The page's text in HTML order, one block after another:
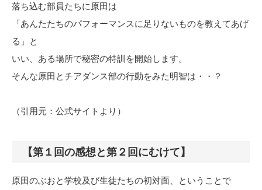
落ち込む部員たちに原田は
「あんたたちのパフォーマンスに足りないものを教えてあげ
る」と
いい、ある場所で秘密の特訓を開始します。
そんな原田とチアダンス部の行動をみた明智は・・？
（引用元：公式サイトより）
【第１回の感想と第２回にむけて】
原田のぶおと学校及び生徒たちの初対面、ということで